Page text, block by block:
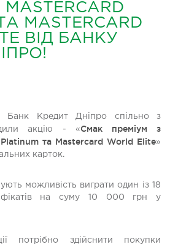
MASTERCARD
ВІД БАНКУ
Кредит Дніпро спільно з
акцію - «Смак преміум з
та Mastercard World Elite»
карток.
можливість виграти один із 18
на суму 10 000 грн у
потрібно здійснити покупки